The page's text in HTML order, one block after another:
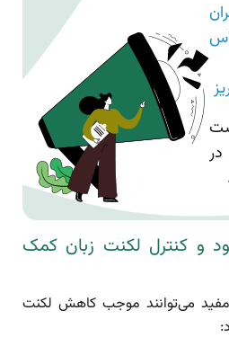
در
و کنترل لکنت زبان کمک
می‌توانند موجب کاهش لکنت